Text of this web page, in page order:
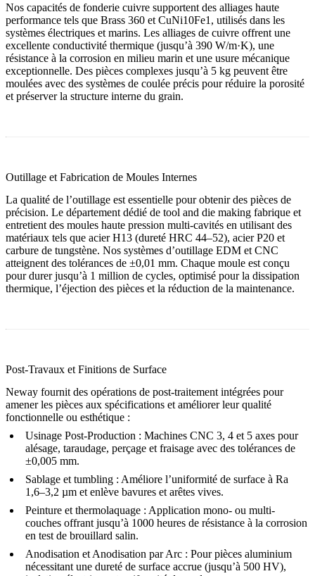
Nos capacités de fonderie cuivre supportent des alliages haute
performance tels que Brass 360 et CuNi10Fe1 , utilisés dans les
systèmes électriques et marins. Les alliages de cuivre offrent une
excellente conductivité thermique (jusqu’à 390 W/m·K), une
résistance à la corrosion en milieu marin et une usure mécanique
exceptionnelle. Des pièces complexes jusqu’à 5 kg peuvent être
moulées avec des systèmes de coulée précis pour réduire la porosité
et préserver la structure interne du grain.
Outillage et Fabrication de Moules Internes
La qualité de l’outillage est essentielle pour obtenir des pièces de
précision. Le département dédié de tool and die making fabrique et
entretient des moules haute pression multi-cavités en utilisant des
matériaux tels que acier H13 (dureté HRC 44–52), acier P20 et
carbure de tungstène. Nos systèmes d’outillage EDM et CNC
atteignent des tolérances de ±0,01 mm. Chaque moule est conçu
pour durer jusqu’à 1 million de cycles, optimisé pour la dissipation
thermique, l’éjection des pièces et la réduction de la maintenance.
Post-Travaux et Finitions de Surface
Neway fournit des opérations de post-traitement intégrées pour
amener les pièces aux spécifications et améliorer leur qualité
fonctionnelle ou esthétique :
Usinage Post-Production : Machines CNC 3, 4 et 5 axes pour
alésage, taraudage, perçage et fraisage avec des tolérances de
±0,005 mm.
Sablage et tumbling : Améliore l’uniformité de surface à Ra
1,6–3,2 µm et enlève bavures et arêtes vives.
Peinture et thermolaquage : Application mono- ou multi-
couches offrant jusqu’à 1000 heures de résistance à la corrosion
en test de brouillard salin.
Anodisation et Anodisation par Arc : Pour pièces aluminium
nécessitant une dureté de surface accrue (jusqu’à 500 HV),